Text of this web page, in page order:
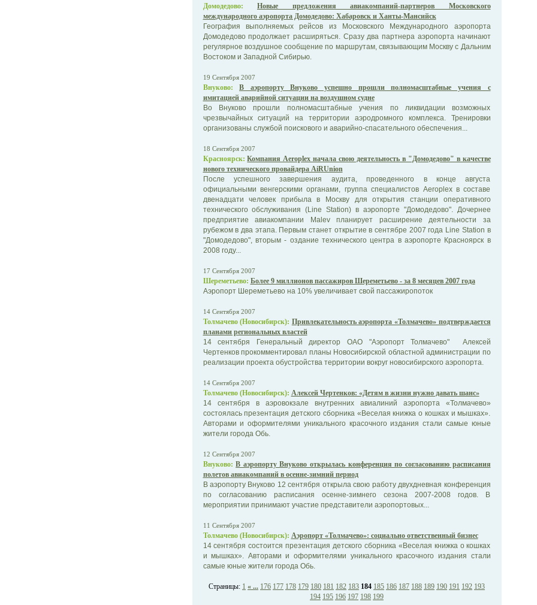
Домодедово:
Новые предложения авиакомпаний-партнеров Московского
международного аэропорта Домодедово: Хабаровск и Ханты-Мансийск
География выполняемых рейсов из Московского Международного аэропорта
Домодедово продолжает расширяться. Сразу два партнера аэропорта начинают
регулярное воздушное сообщение по маршрутам, связывающим Москву с Дальним
Востоком и Западной Сибирью.
19 Сентября 2007
Внуково:
В аэропорту Внуково успешно прошли полномасштабные учения с
имитацией аварийной ситуации на воздушном судне
Во Внуково прошли полномасштабные учения по ликвидации возможных
чрезвычайных ситуаций на территории аэродромного комплекса. Тренировки
организованы службой поискового и аварийно-спасательного обеспечения...
18 Сентября 2007
Красноярск: Компания Aeroplex начала свою деятельность в "Домодедово" в качестве
нового технического провайдера AiRUnion
После успешного завершения аудита, проведенного в конце августа
официальными венгерскими органами, группа специалистов Aeroplex в составе
двенадцати человек прибыла в Москву для открытия станции оперативного
технического обслуживания (Line Station) в аэропорте "Домодедово". Дочернее
предприятие авиакомпании Malev планирует расширение деятельности за
рубежом в два этапа. Первым станет открытие в сентябре 2007 года Line Station в
"Домодедово", вторым - оздание технического центра в аэропорте Красноярск в
2008 году...
17 Сентября 2007
Шереметьево: Более 9 миллионов пассажиров Шереметьево - за 8 месяцев 2007 года
Аэропорт Шереметьево на 10% увеличивает свой пассажиропоток
14 Сентября 2007
Толмачево (Новосибирск): Привлекательность аэропорта «Толмачево» подтверждается
планами региональных властей
14 сентября Генеральный директор ОАО "Аэропорт Толмачево" Алексей
Чертенков прокомментировал планы Новосибирской областной администрации по
реализации проекта обустройства территории вокруг новосибирского аэропорта.
14 Сентября 2007
Толмачево (Новосибирск): Алексей Чертенков: «Детям в жизни нужно давать шанс»
14 сентября в аэровокзале внутренних авиалиний аэропорта «Толмачево»
состоялась презентация детского сборника «Веселая книжка о кошках и мышках».
Авторами и оформителями уникального красочного издания стали самые юные
жители города Обь.
12 Сентября 2007
Внуково: В аэропорту Внуково открылась конференция по согласованию расписания
полетов авиакомпаний в осенне-зимний период
В аэропорту Внуково 12 сентября открыла свою работу двухдневная конференция
по согласованию расписания осенне-зимнего сезона 2007-2008 годов. В
мероприятии принимают участие представители аэропортовых...
11 Сентября 2007
Толмачево (Новосибирск): Аэропорт «Толмачево»: социально ответственный бизнес
14 сентября состоится презентация детского сборника «Веселая книжка о кошках
и мышках». Авторами и оформителями уникального красочного издания стали
самые юные жители города Обь.
Страницы: 1 « ... 176 177 178 179 180 181 182 183 184 185 186 187 188 189 190 191 192 193
194 195 196 197 198 199